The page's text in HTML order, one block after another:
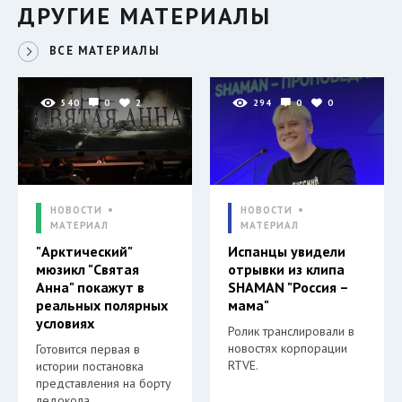
ДРУГИЕ МАТЕРИАЛЫ
ВСЕ МАТЕРИАЛЫ
540 0 2
НОВОСТИ
МАТЕРИАЛ
"Арктический"
мюзикл "Святая
Анна" покажут в
реальных полярных
условиях
Готовится первая в
истории постановка
представления на борту
294 0 0
НОВОСТИ
МАТЕРИАЛ
Испанцы увидели
отрывки из клипа
SHAMAN "Россия –
мама"
Ролик транслировали в
новостях корпорации
RTVE.